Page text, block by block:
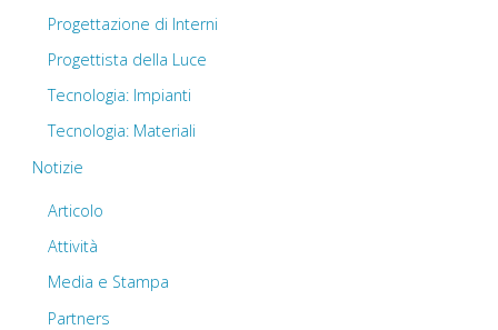
Progettazione di Interni
Progettista della Luce
Tecnologia: Impianti
Tecnologia: Materiali
Notizie
Articolo
Attività
Media e Stampa
Partners